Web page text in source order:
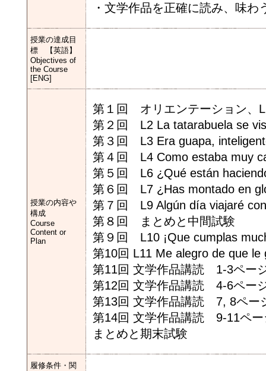
・文学作品を正確に読み、味わ
授業の達成目
標 【英語】
Objectives of
the Course
[ENG]
授業の内容や
構成
Course
Content or
Plan
第１回 オリエンテーション、
第２回 L2 La tatarabuela se
第３回 L3 Era guapa,
第４回 L4 Como estaba muy
第５回 L6 ¿Qué están
第６回 L7 ¿Has montado en
第７回 L9 Algún día viajaré
第８回 まとめと中間試験
第９回 L10 ¡Que cumplas
第10回 L11 Me alegro de que
第11回 文学作品講読 1-3ペ
第12回 文学作品講読 4-6ペー
第13回 文学作品講読 7, 8ペー
第14回 文学作品講読 9-11ペー
まとめと期末試験
履修条件・関